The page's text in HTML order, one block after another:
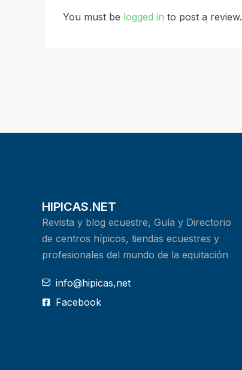
You must be logged in to post a review.
HIPICAS.NET
Revista y blog ecuestre, Guía y Directorio
de centros hípicos, tiendas ecuestres y
profesionales del mundo de la equitación
info@hipicas,net
Facebook